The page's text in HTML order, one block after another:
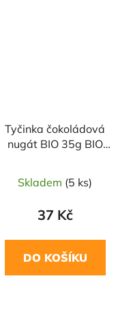
Tyčinka čokoládová
nugát BIO 35g BIO
Skladem (5 ks)
37 Kč
DO KOŠÍKU